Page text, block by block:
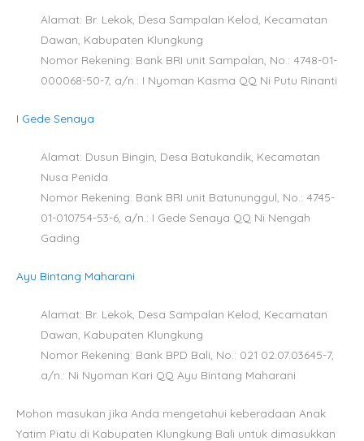
Alamat: Br. Lekok, Desa Sampalan Kelod, Kecamatan
Dawan, Kabupaten Klungkung
Nomor Rekening: Bank BRI unit Sampalan, No.: 4748-01-
000068-50-7, a/n.: I Nyoman Kasma QQ Ni Putu Rinanti
I Gede Senaya
Alamat: Dusun Bingin, Desa Batukandik, Kecamatan
Nusa Penida
Nomor Rekening: Bank BRI unit Batununggul, No.: 4745-
01-010754-53-6, a/n.: I Gede Senaya QQ Ni Nengah
Gading
Ayu Bintang Maharani
Alamat: Br. Lekok, Desa Sampalan Kelod, Kecamatan
Dawan, Kabupaten Klungkung
Nomor Rekening: Bank BPD Bali, No.: 021 02.07.03645-7,
a/n.: Ni Nyoman Kari QQ Ayu Bintang Maharani
Mohon masukan jika Anda mengetahui keberadaan Anak
Yatim Piatu di Kabupaten Klungkung Bali untuk dimasukkan